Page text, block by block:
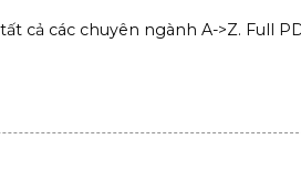
cả các chuyên ngành A->Z. Full